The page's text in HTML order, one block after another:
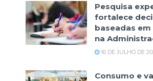
Pesquisa
fortalece
baseadas
na
16 DE JULHO DE
Consumo e